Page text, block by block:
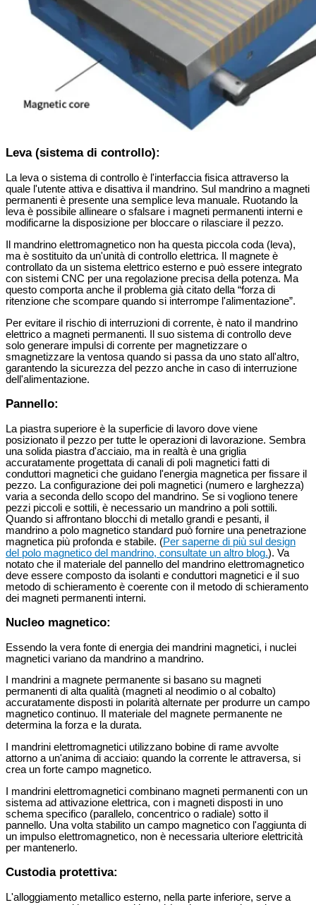
Leva (sistema di controllo):
La leva o sistema di controllo è l'interfaccia fisica attraverso la
quale l'utente attiva e disattiva il mandrino. Sul mandrino a magneti
permanenti è presente una semplice leva manuale. Ruotando la
leva è possibile allineare o sfalsare i magneti permanenti interni e
modificarne la disposizione per bloccare o rilasciare il pezzo.
Il mandrino elettromagnetico non ha questa piccola coda (leva),
ma è sostituito da un'unità di controllo elettrica. Il magnete è
controllato da un sistema elettrico esterno e può essere integrato
con sistemi CNC per una regolazione precisa della potenza. Ma
questo comporta anche il problema già citato della “forza di
ritenzione che scompare quando si interrompe l'alimentazione”.
Per evitare il rischio di interruzioni di corrente, è nato il mandrino
elettrico a magneti permanenti. Il suo sistema di controllo deve
solo generare impulsi di corrente per magnetizzare o
smagnetizzare la ventosa quando si passa da uno stato all'altro,
garantendo la sicurezza del pezzo anche in caso di interruzione
dell'alimentazione.
Pannello:
La piastra superiore è la superficie di lavoro dove viene
posizionato il pezzo per tutte le operazioni di lavorazione. Sembra
una solida piastra d'acciaio, ma in realtà è una griglia
accuratamente progettata di canali di poli magnetici fatti di
conduttori magnetici che guidano l'energia magnetica per fissare il
pezzo. La configurazione dei poli magnetici (numero e larghezza)
varia a seconda dello scopo del mandrino. Se si vogliono tenere
pezzi piccoli e sottili, è necessario un mandrino a poli sottili.
Quando si affrontano blocchi di metallo grandi e pesanti, il
mandrino a polo magnetico standard può fornire una penetrazione
magnetica più profonda e stabile. (Per saperne di più sul design
del polo magnetico del mandrino, consultate un altro blog.). Va
notato che il materiale del pannello del mandrino elettromagnetico
deve essere composto da isolanti e conduttori magnetici e il suo
metodo di schieramento è coerente con il metodo di schieramento
dei magneti permanenti interni.
Nucleo magnetico:
Essendo la vera fonte di energia dei mandrini magnetici, i nuclei
magnetici variano da mandrino a mandrino.
I mandrini a magnete permanente si basano su magneti
permanenti di alta qualità (magneti al neodimio o al cobalto)
accuratamente disposti in polarità alternate per produrre un campo
magnetico continuo. Il materiale del magnete permanente ne
determina la forza e la durata.
I mandrini elettromagnetici utilizzano bobine di rame avvolte
attorno a un'anima di acciaio: quando la corrente le attraversa, si
crea un forte campo magnetico.
I mandrini elettromagnetici combinano magneti permanenti con un
sistema ad attivazione elettrica, con i magneti disposti in uno
schema specifico (parallelo, concentrico o radiale) sotto il
pannello. Una volta stabilito un campo magnetico con l'aggiunta di
un impulso elettromagnetico, non è necessaria ulteriore elettricità
per mantenerlo.
Custodia protettiva:
L'alloggiamento metallico esterno, nella parte inferiore, serve a